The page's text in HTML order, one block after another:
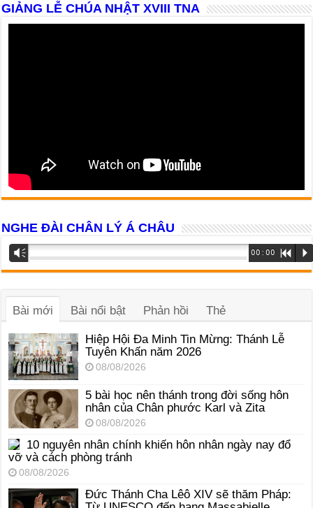
GIẢNG LỄ CHÚA NHẬT XVIII TNA
NGHE ĐÀI CHÂN LÝ Á CHÂU
Trình
phát
âm
Vm 00:00 R P
Bài mới Bài nổi bật Phản hồi Thẻ
Hiệp Hội Đa Minh Tin Mừng: Thánh Lễ
Tuyên Khấn năm 2026
08/08/2026
5 bài học nên thánh trong đời sống hôn
nhân của Chân phước Karl và Zita
08/08/2026
10 nguyên nhân chính khiến hôn nhân ngày nay đổ
vỡ và cách phòng tránh
08/08/2026
Đức Thánh Cha Lêô XIV sẽ thăm Pháp: